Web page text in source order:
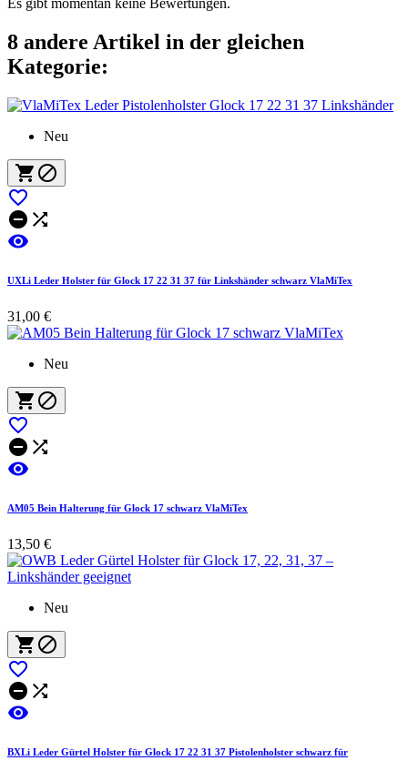
Es gibt momentan keine Bewertungen.
8 andere Artikel in der gleichen
Kategorie:
Neu
 

 

UXLi Leder Holster für Glock 17 22 31 37 für Linkshänder schwarz VlaMiTex
31,00 €
Neu
 

 

AM05 Bein Halterung für Glock 17 schwarz VlaMiTex
13,50 €
Neu
 

 

BXLi Leder Gürtel Holster für Glock 17 22 31 37 Pistolenholster schwarz für